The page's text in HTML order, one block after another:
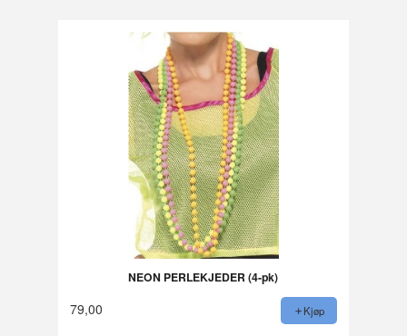
NEON PERLEKJEDER (4-pk)
79,00 Kjøp